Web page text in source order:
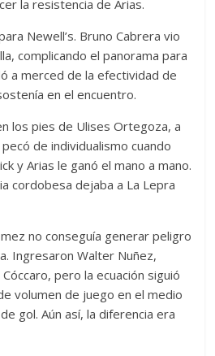
la resistencia de Arias.
Newell’s. Bruno Cabrera vio
complicando el panorama para
a merced de la efectividad de
en el encuentro.
los pies de Ulises Ortegoza, a
de individualismo cuando
y Arias le ganó el mano a mano.
cordobesa dejaba a La Lepra
no conseguía generar peligro
Ingresaron Walter Nuñez,
pero la ecuación siguió
volumen de juego en el medio
gol. Aún así, la diferencia era